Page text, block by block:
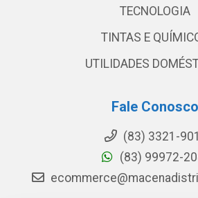
TECNOLOGIA
TINTAS E
UTILIDADES
Fale Conosco
(83) 3321-
(83) 99972-